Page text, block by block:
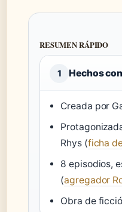
RESUMEN RÁPIDO
1 Hechos
Creada por
Rhys (ficha
8 episodios,
(agregador
Obra de